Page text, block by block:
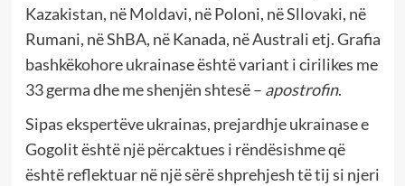
Kazakistan, në Moldavi, në Poloni, në Sllovaki, në
Rumani, në ShBA, në Kanada, në Australi etj. Grafia
bashkëkohore ukrainase është variant i cirilikes me
33 germa dhe me shenjën shtesë – apostrofin.
Sipas ekspertëve ukrainas, prejardhje ukrainase e
Gogolit është një përcaktues i rëndësishme që
është reflektuar në një sërë shprehjesh të tij si njeri